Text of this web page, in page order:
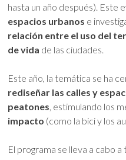
hasta un año después). Este
espacios urbanos e
relación entre el uso del
de vida de las ciudades.
Este año, la temática se ha
rediseñar las calles y
peatones , estimulando los
impacto (como la bici y los
El programa se lleva a cabo